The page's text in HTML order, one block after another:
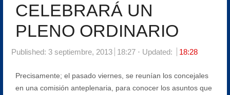
CELEBRARÁ UN
PLENO ORDINARIO
Published: 3 septiembre, 2013 18:27 Updated: 18:28
Precisamente; el pasado viernes, se reunían los concejales
en una comisión anteplenaria, para conocer los asuntos que